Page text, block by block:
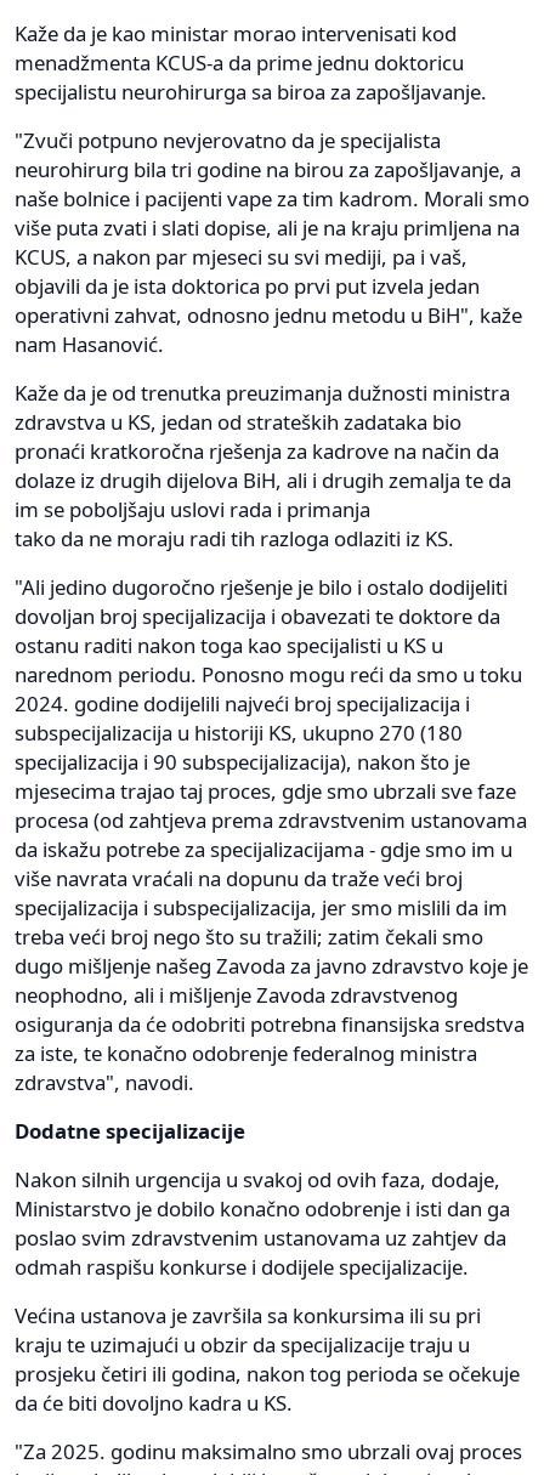
Kaže da je kao ministar morao intervenisati kod
menadžmenta KCUS-a da prime jednu doktoricu
specijalistu neurohirurga sa biroa za zapošljavanje.
"Zvuči potpuno nevjerovatno da je specijalista
neurohirurg bila tri godine na birou za zapošljavanje, a
naše bolnice i pacijenti vape za tim kadrom. Morali smo
više puta zvati i slati dopise, ali je na kraju primljena na
KCUS, a nakon par mjeseci su svi mediji, pa i vaš,
objavili da je ista doktorica po prvi put izvela jedan
operativni zahvat, odnosno jednu metodu u BiH", kaže
nam Hasanović.
Kaže da je od trenutka preuzimanja dužnosti ministra
zdravstva u KS, jedan od strateških zadataka bio
pronaći kratkoročna rješenja za kadrove na način da
dolaze iz drugih dijelova BiH, ali i drugih zemalja te da
im se poboljšaju uslovi rada i primanja
tako da ne moraju radi tih razloga odlaziti iz KS.
"Ali jedino dugoročno rješenje je bilo i ostalo dodijeliti
dovoljan broj specijalizacija i obavezati te doktore da
ostanu raditi nakon toga kao specijalisti u KS u
narednom periodu. Ponosno mogu reći da smo u toku
2024. godine dodijelili najveći broj specijalizacija i
subspecijalizacija u historiji KS, ukupno 270 (180
specijalizacija i 90 subspecijalizacija), nakon što je
mjesecima trajao taj proces, gdje smo ubrzali sve faze
procesa (od zahtjeva prema zdravstvenim ustanovama
da iskažu potrebe za specijalizacijama - gdje smo im u
više navrata vraćali na dopunu da traže veći broj
specijalizacija i subspecijalizacija, jer smo mislili da im
treba veći broj nego što su tražili; zatim čekali smo
dugo mišljenje našeg Zavoda za javno zdravstvo koje je
neophodno, ali i mišljenje Zavoda zdravstvenog
osiguranja da će odobriti potrebna finansijska sredstva
za iste, te konačno odobrenje federalnog ministra
zdravstva", navodi.
Dodatne specijalizacije
Nakon silnih urgencija u svakoj od ovih faza, dodaje,
Ministarstvo je dobilo konačno odobrenje i isti dan ga
poslao svim zdravstvenim ustanovama uz zahtjev da
odmah raspišu konkurse i dodijele specijalizacije.
Većina ustanova je završila sa konkursima ili su pri
kraju te uzimajući u obzir da specijalizacije traju u
prosjeku četiri ili godina, nakon tog perioda se očekuje
da će biti dovoljno kadra u KS.
"Za 2025. godinu maksimalno smo ubrzali ovaj proces